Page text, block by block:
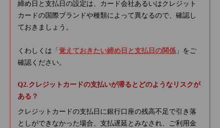
締め日と支払日の設定は、カード会社あるいはクレジット
カードの国際ブランドや種類によって異なるので、確認し
ておきましょう。
くわしくは「 覚えておきたい締め日と支払日の関係 」をご
確認ください。
クレジットカードの支払いが滞るとどのようなリスクが
ある？
クレジットカードの支払日に銀行口座の残高不足で引き落
としができなかった場合、支払遅延とみなされ、ご利用金